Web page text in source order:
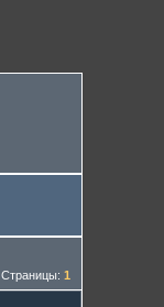
Страницы: 1